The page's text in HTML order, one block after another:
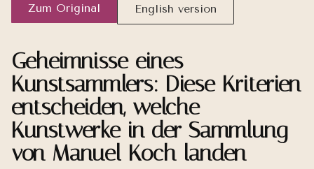
Zum Original English version
Geheimnisse eines
Kunstsammlers: Diese Kriterien
entscheiden, welche
Kunstwerke in der Sammlung
von Manuel Koch landen